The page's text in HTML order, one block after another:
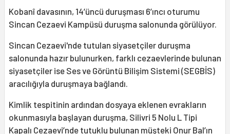
Kobanî davasının, 14’üncü duruşması 6’ıncı oturumu
Sincan Cezaevi Kampüsü duruşma salonunda görülüyor.
Sincan Cezaevi'nde tutulan siyasetçiler duruşma
salonunda hazır bulunurken, farklı cezaevlerinde bulunan
siyasetçiler ise Ses ve Görüntü Bilişim Sistemi (SEGBİS)
aracılığıyla duruşmaya bağlandı.
Kimlik tespitinin ardından dosyaya eklenen evrakların
okunmasıyla başlayan duruşma, Silivri 5 Nolu L Tipi
Kapalı Cezaevi’nde tutuklu bulunan müşteki Onur Bal’ın